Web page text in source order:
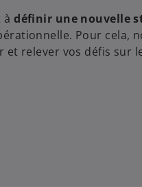
àdéfinir une nouvelle
Pour cela,
et relever vos défis sur